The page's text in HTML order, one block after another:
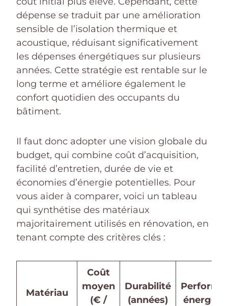
dépense se traduit par une amélioration
sensible de l’isolation thermique et
acoustique, réduisant significativement
les dépenses énergétiques sur plusieurs
années. Cette stratégie est rentable sur le
long terme et améliore également le
confort quotidien des occupants du
bâtiment.
Il faut donc adopter une vision globale du
budget, qui combine coût d’acquisition,
facilité d’entretien, durée de vie et
économies d’énergie potentielles. Pour
vous aider à comparer, voici un tableau
qui synthétise des matériaux
majoritairement utilisés en rénovation, en
tenant compte des critères clés :
Matériau
Coût
moyen
(€ /
Durabilité
(années)